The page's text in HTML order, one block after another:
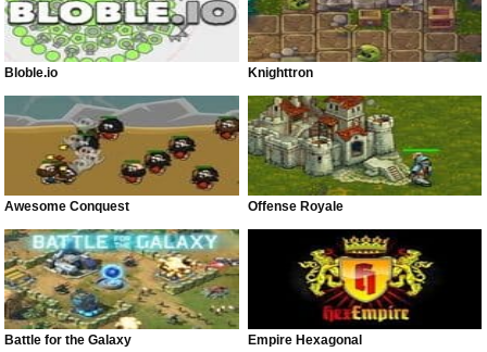
Bloble.io Knighttron
Awesome Conquest Offense Royale
Battle for the Galaxy Empire Hexagonal